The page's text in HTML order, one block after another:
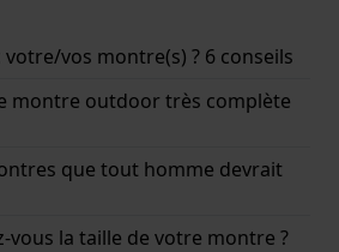
votre/vos montre(s) ? 6 conseils
montre outdoor très complète
que tout homme devrait
vous la taille de votre montre ?